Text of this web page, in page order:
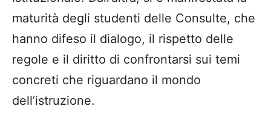
maturità degli studenti delle Consulte, che
hanno difeso il dialogo, il rispetto delle
regole e il diritto di confrontarsi sui temi
concreti che riguardano il mondo
dell’istruzione.